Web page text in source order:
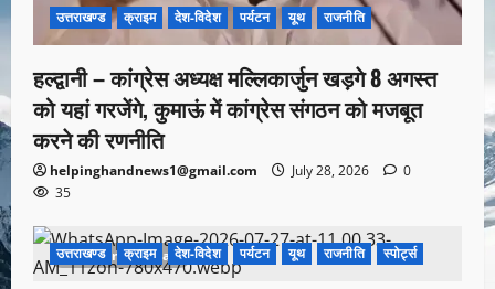
उत्तराखण्ड क्राइम देश-विदेश पर्यटन यूथ राजनीति
हल्द्वानी – कांग्रेस अध्यक्ष मल्लिकार्जुन खड़गे 8 अगस्त
को यहां गरजेंगे, कुमाऊं में कांग्रेस संगठन को मजबूत
करने की रणनीति
helpinghandnews1@gmail.com July 28, 2026
0
35
1 minute read
उत्तराखण्ड क्राइम देश-विदेश पर्यटन यूथ राजनीति स्पोर्ट्स